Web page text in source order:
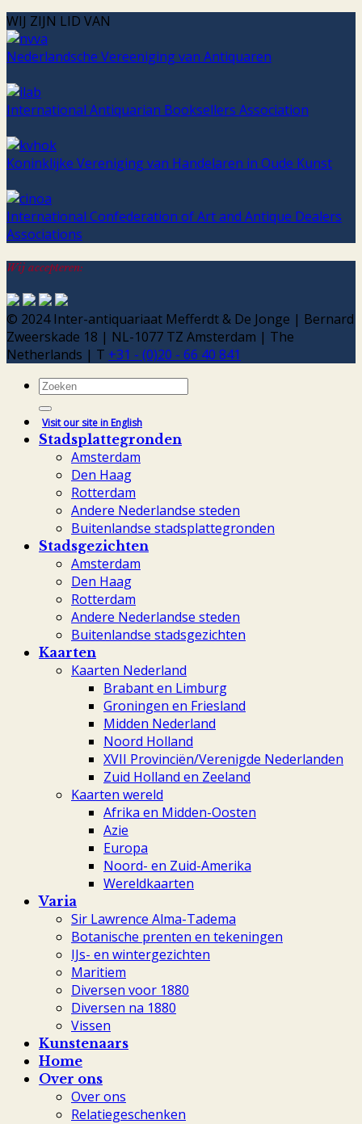
WIJ ZIJN LID VAN
Nederlandsche Vereeniging van Antiquaren
International Antiquarian Booksellers Association
Koninklijke Vereniging van Handelaren in Oude Kunst
International Confederation of Art and Antique Dealers
Associations
Wij accepteren:
© 2024 Inter-antiquariaat Mefferdt & De Jonge | Bernard
Zweerskade 18 | NL-1077 TZ Amsterdam | The
Netherlands | T +31 - (0)20 - 66 40 841
Zoeken
naar:
Visit our site in English
Stadsplattegronden
Amsterdam
Den Haag
Rotterdam
Andere Nederlandse steden
Buitenlandse stadsplattegronden
Stadsgezichten
Amsterdam
Den Haag
Rotterdam
Andere Nederlandse steden
Buitenlandse stadsgezichten
Kaarten
Kaarten Nederland
Brabant en Limburg
Groningen en Friesland
Midden Nederland
Noord Holland
XVII Provinciën/Verenigde Nederlanden
Zuid Holland en Zeeland
Kaarten wereld
Afrika en Midden-Oosten
Azie
Europa
Noord- en Zuid-Amerika
Wereldkaarten
Varia
Sir Lawrence Alma-Tadema
Botanische prenten en tekeningen
IJs- en wintergezichten
Maritiem
Diversen voor 1880
Diversen na 1880
Vissen
Kunstenaars
Home
Over ons
Over ons
Relatiegeschenken